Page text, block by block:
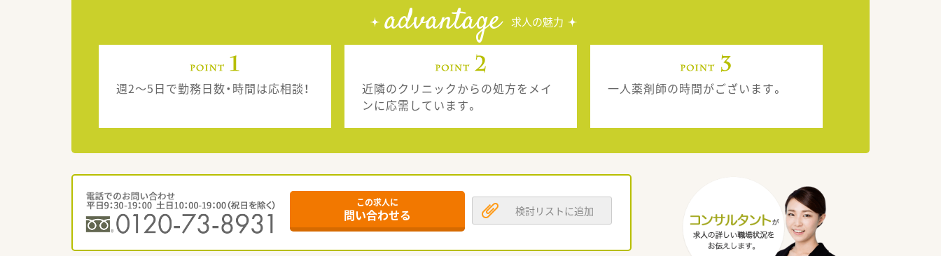
advantage 求人の魅力
週2～5日で勤務日数・時間は応相談！
近隣のクリニックからの処方をメイ
ンに応需しています。
一人薬剤師の時間がございます。
この求人に
問い合わせる 検討リストに追加